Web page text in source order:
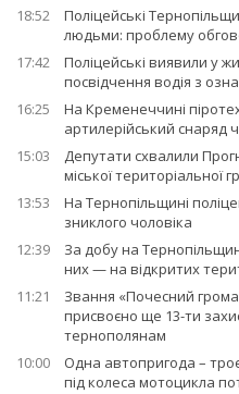
18:52
Поліцейські
людьми: проблему
17:42
Поліцейські виявили у
посвідчення водія з
16:25
На Кременеччині
артилерійський снаряд
15:03
Депутати схвалили
міської територіальної
13:53
На Тернопільщині
зниклого чоловіка
12:39
За добу на
них — на відкритих
11:21
Звання «Почесний
присвоєно ще 13-ти
тернополянам
10:00
Одна автопригода –
під колеса мотоцикла